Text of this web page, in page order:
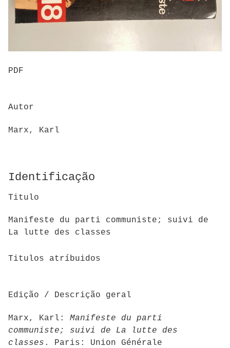
PDF
Autor
Marx, Karl
Identificação
Titulo
Manifeste du parti communiste; suivi de
La lutte des classes
Titulos atríbuidos
Edição / Descrição geral
Marx, Karl: Manifeste du parti
communiste; suivi de La lutte des
classes . Paris: Union Générale